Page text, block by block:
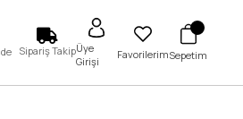
Sipariş TakipÜye
Girişi
FavorilerimSepetim